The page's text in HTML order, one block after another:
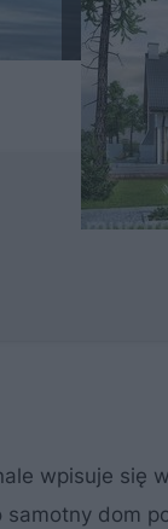
wpisuje się
dom